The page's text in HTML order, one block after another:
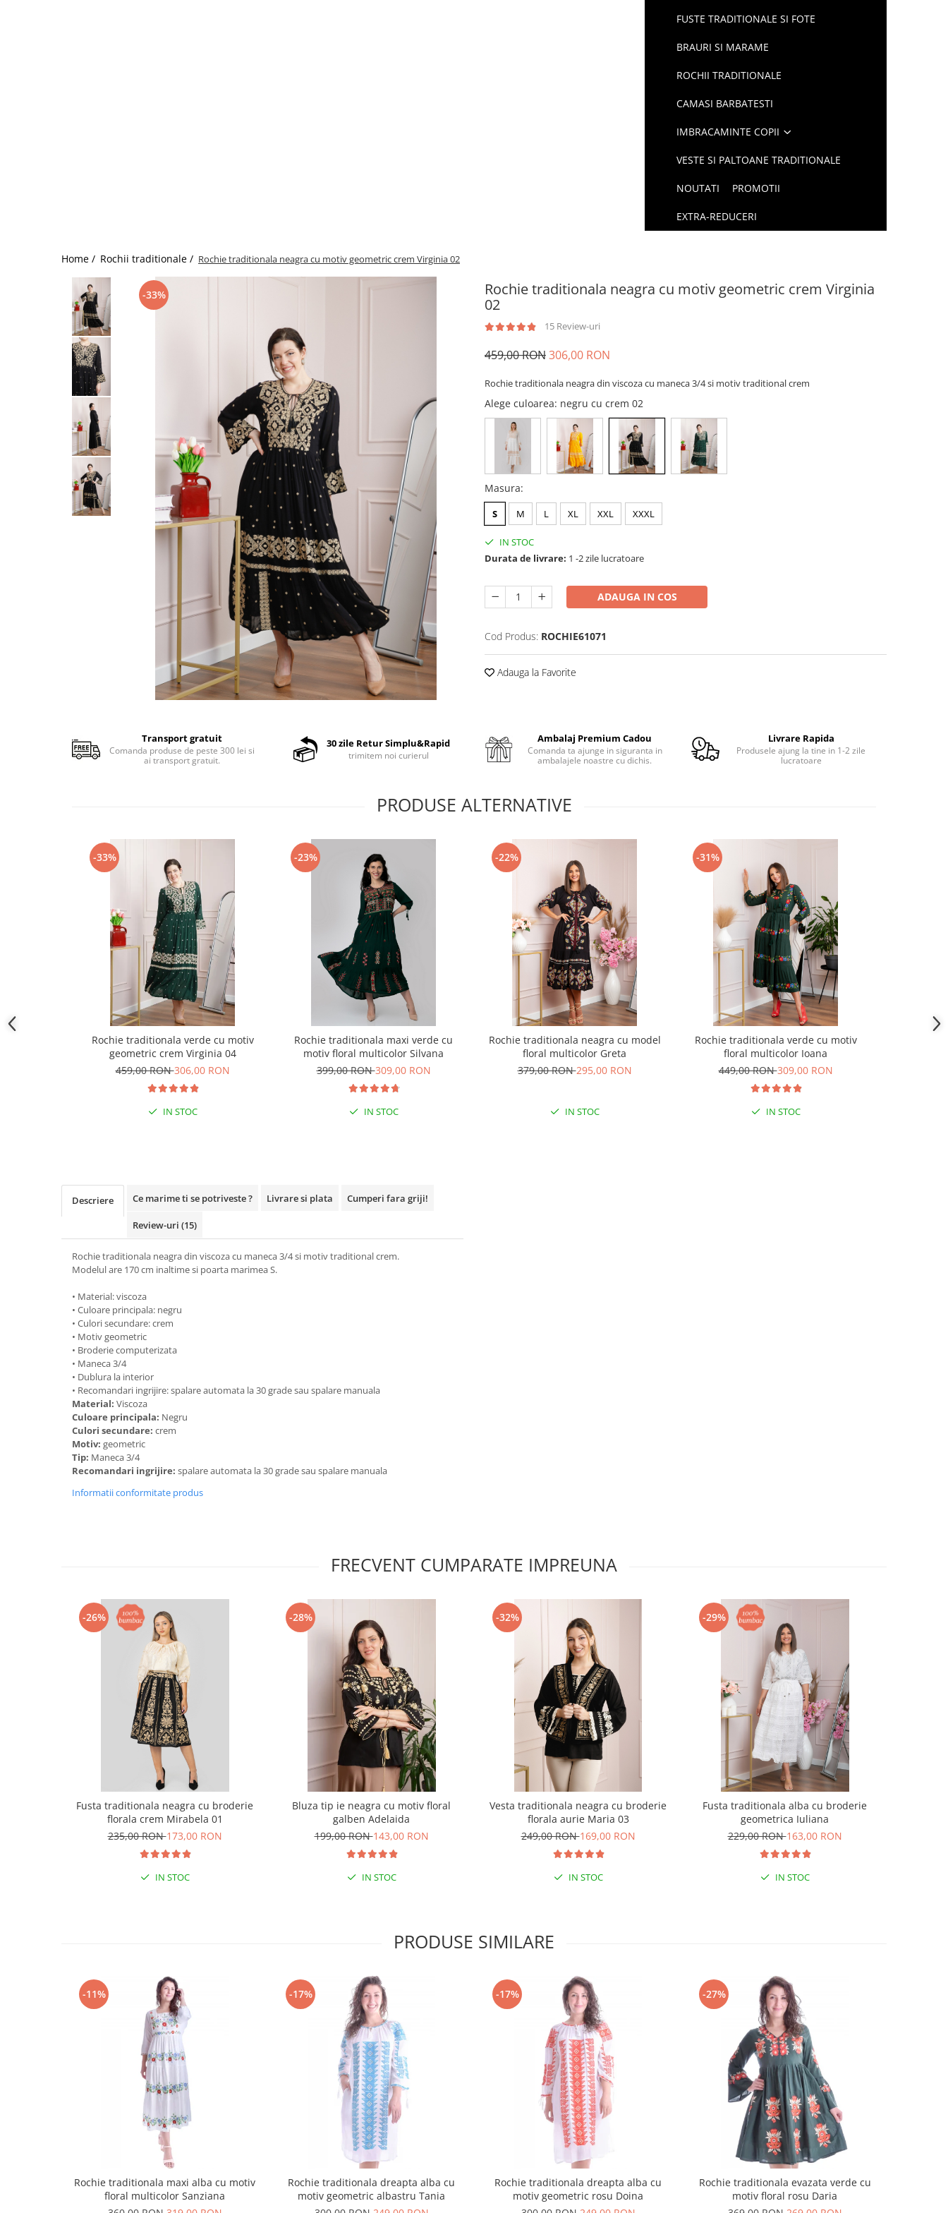
FUSTE TRADITIONALE SI FOTE
BRAURI SI MARAME
ROCHII TRADITIONALE
CAMASI BARBATESTI
IMBRACAMINTE COPII
VESTE SI PALTOANE TRADITIONALE
NOUTATI PROMOTII
EXTRA-REDUCERI
Home / Rochii traditionale / Rochie traditionala neagra cu motiv geometric crem Virginia 02
Rochie traditionala neagra cu motiv geometric crem Virginia
02
15 Review-uri
-33%
459,00 RON306,00 RON
Rochie traditionala neagra din viscoza cu maneca 3/4 si motiv traditional crem
Alege culoarea: negru cu crem 02
Masura:
S M L XL XXL XXXL
IN STOC
Durata de livrare: 1 -2 zile lucratoare
ADAUGA IN COS
Cod Produs: ROCHIE61071
Adauga la Favorite
Transport gratuit
Comanda produse de peste 300 lei si
ai transport gratuit.
30 zile Retur Simplu&Rapid
trimitem noi curierul
Ambalaj Premium Cadou
Comanda ta ajunge in siguranta in
ambalajele noastre cu dichis.
Livrare Rapida
Produsele ajung la tine in 1-2 zile
lucratoare
PRODUSE ALTERNATIVE
-33%
Rochie traditionala verde cu motiv
geometric crem Virginia 04
459,00 RON306,00 RON
IN STOC
-23%
Rochie traditionala maxi verde cu
motiv floral multicolor Silvana
399,00 RON309,00 RON
IN STOC
-22%
Rochie traditionala neagra cu model
floral multicolor Greta
379,00 RON295,00 RON
IN STOC
-31%
Rochie traditionala verde cu motiv
floral multicolor Ioana
449,00 RON309,00 RON
IN STOC
Descriere Ce marime ti se potriveste ? Livrare si plata Cumperi fara griji!
Review-uri (15)
Rochie traditionala neagra din viscoza cu maneca 3/4 si motiv traditional crem.
Modelul are 170 cm inaltime si poarta marimea S.
• Material: viscoza
• Culoare principala: negru
• Culori secundare: crem
• Motiv geometric
• Broderie computerizata
• Maneca 3/4
• Dublura la interior
• Recomandari ingrijire: spalare automata la 30 grade sau spalare manuala
Material: Viscoza
Culoare principala: Negru
Culori secundare: crem
Motiv: geometric
Tip: Maneca 3/4
Recomandari ingrijire: spalare automata la 30 grade sau spalare manuala
Informatii conformitate produs
FRECVENT CUMPARATE IMPREUNA
-26%
Fusta traditionala neagra cu broderie
florala crem Mirabela 01
235,00 RON173,00 RON
IN STOC
-28%
Bluza tip ie neagra cu motiv floral
galben Adelaida
199,00 RON143,00 RON
IN STOC
-32%
Vesta traditionala neagra cu broderie
florala aurie Maria 03
249,00 RON169,00 RON
IN STOC
-29%
Fusta traditionala alba cu broderie
geometrica Iuliana
229,00 RON163,00 RON
IN STOC
PRODUSE SIMILARE
-11%
Rochie traditionala maxi alba cu motiv
floral multicolor Sanziana
-17%
Rochie traditionala dreapta alba cu
motiv geometric albastru Tania
-17%
Rochie traditionala dreapta alba cu
motiv geometric rosu Doina
-27%
Rochie traditionala evazata verde cu
motiv floral rosu Daria